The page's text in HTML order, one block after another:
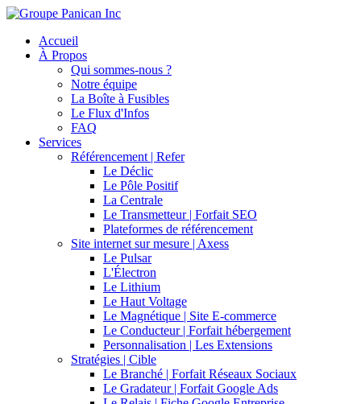
Accueil
À Propos
Qui sommes-nous ?
Notre équipe
La Boîte à Fusibles
Le Flux d'Infos
FAQ
Services
Référencement | Refer
Le Déclic
Le Pôle Positif
La Centrale
Le Transmetteur | Forfait SEO
Plateformes de référencement
Site internet sur mesure | Axess
Le Pulsar
L'Électron
Le Lithium
Le Haut Voltage
Le Magnétique | Site E-commerce
Le Conducteur | Forfait hébergement
Personnalisation | Les Extensions
Stratégies | Cible
Le Branché | Forfait Réseaux Sociaux
Le Gradateur | Forfait Google Ads